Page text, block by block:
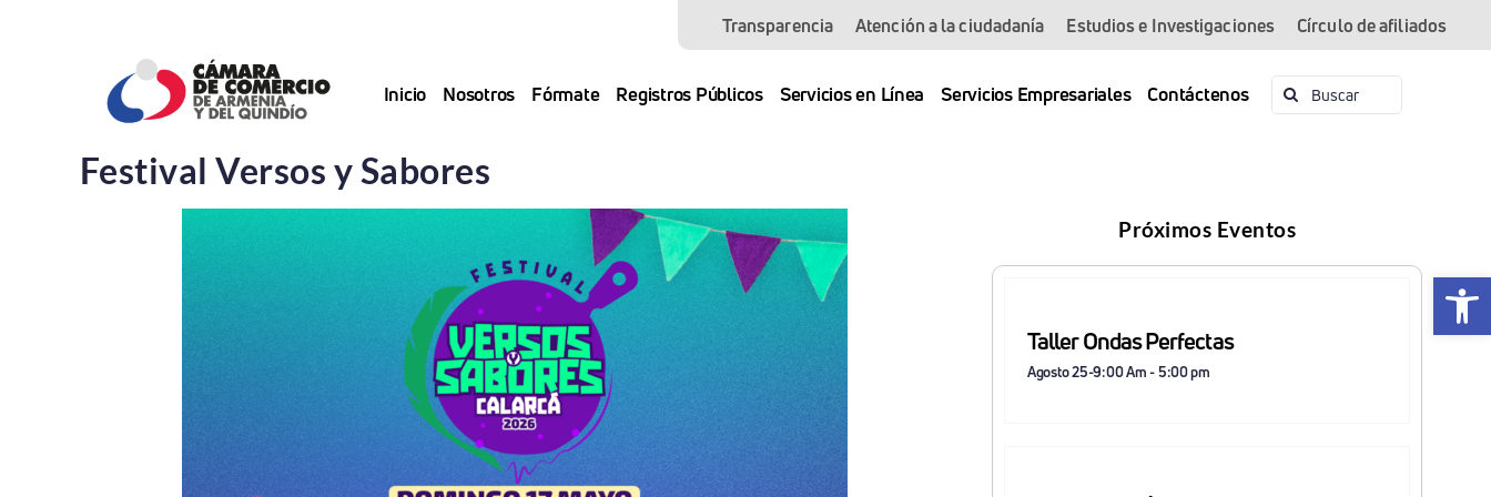
Abrir
Transparencia Atención a la ciudadanía Estudios e Investigaciones Círculo de afiliados
Inicio Nosotros Fórmate Registros Públicos Servicios en Línea Servicios Empresariales Contáctenos Buscar:
Festival Versos y Sabores
Próximos Eventos
Taller Ondas Perfectas
Agosto 25-9:00 Am-5:00 pm